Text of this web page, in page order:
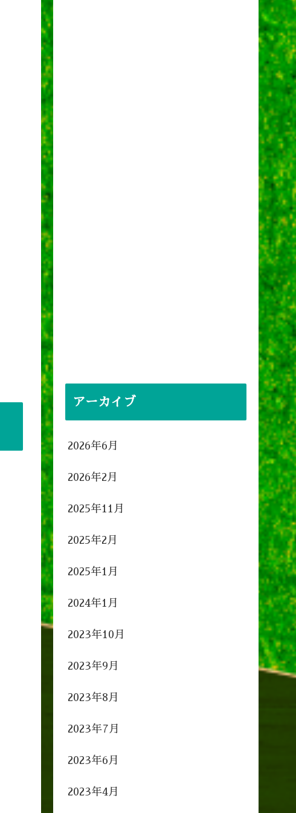
アーカイブ
2026年6月
2026年2月
2025年11月
2025年2月
2025年1月
2024年1月
2023年10月
2023年9月
2023年8月
2023年7月
2023年6月
2023年4月